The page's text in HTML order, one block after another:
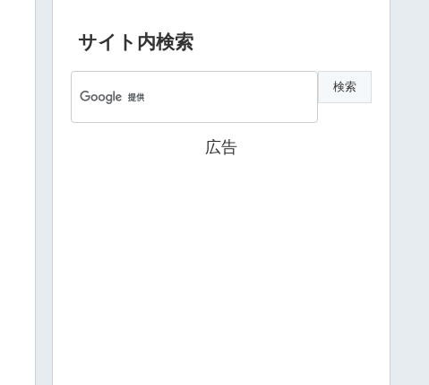
サイト内検索
広告